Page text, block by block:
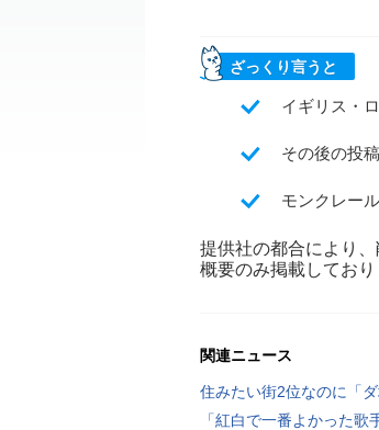
ざっくり言うと
イギリス・
その後の投
モンクレー
提供社の都合により、
概要のみ掲載しており
関連ニュース
住みたい街2位なのに「ダ
「紅白で一番よかった歌